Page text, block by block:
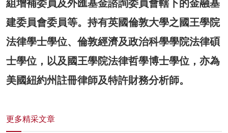
組增補委員及外匯基金諮詢委員會轄下的金融基
建委員會委員等。持有英國倫敦大學之國王學院
法律學士學位、倫敦經濟及政治科學學院法律碩
士學位，以及國王學院法律哲學博士學位，亦為
美國紐約州註冊律師及特許財務分析師。
更多精采文章